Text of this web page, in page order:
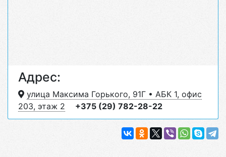
Адрес:
улица Максима Горького, 91Г • АБК 1, офис
203, этаж 2
+375 (29) 782-28-22